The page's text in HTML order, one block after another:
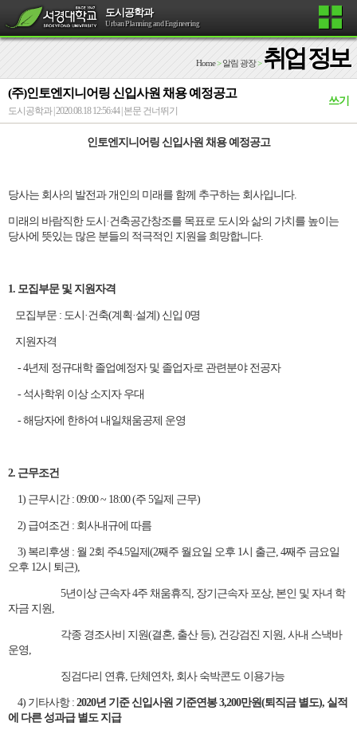
도시공학과
Urban Planning and Engineering
Home> 알림 광장> 취업 정보
(주)인토엔지니어링 신입사원 채용 예정공고
쓰기
도시공학과 | 2020.08.18 12:56:44 | 본문 건너뛰기
인토엔지니어링 신입사원 채용 예정공고
당사는 회사의 발전과 개인의 미래를 함께 추구하는 회사입니다.
미래의 바람직한 도시·건축공간창조를 목표로 도시와 삶의 가치를 높이는
당사에 뜻있는 많은 분들의 적극적인 지원을 희망합니다.
1. 모집부문 및 지원자격
모집부문 : 도시·건축(계획·설계) 신입 0명
지원자격
- 4년제 정규대학 졸업예정자 및 졸업자로 관련분야 전공자
- 석사학위 이상 소지자 우대
- 해당자에 한하여 내일채움공제 운영
2. 근무조건
1) 근무시간 : 09:00 ~ 18:00 (주 5일제 근무)
2) 급여조건 : 회사내규에 따름
3) 복리후생 : 월 2회 주4.5일제(2째주 월요일 오후 1시 출근, 4째주 금요일
오후 12시 퇴근),
5년이상 근속자 4주 채움휴직, 장기근속자 포상, 본인 및 자녀 학
자금 지원,
각종 경조사비 지원(결혼, 출산 등), 건강검진 지원, 사내 스낵바
운영,
징검다리 연휴, 단체연차, 회사 숙박콘도 이용가능
4) 기타사항 : 2020년 기준 신입사원 기준연봉 3,200만원(퇴직금 별도), 실적
에 다른 성과급 별도 지급